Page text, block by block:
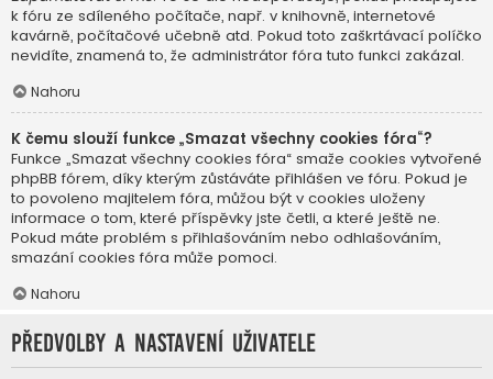
k fóru ze sdíleného počítače, např. v knihovně, internetové
kavárně, počítačové učebně atd. Pokud toto zaškrtávací políčko
nevidíte, znamená to, že administrátor fóra tuto funkci zakázal.
Nahoru
K čemu slouží funkce „Smazat všechny cookies fóra“?
Funkce „Smazat všechny cookies fóra“ smaže cookies vytvořené
phpBB fórem, díky kterým zůstáváte přihlášen ve fóru. Pokud je
to povoleno majitelem fóra, můžou být v cookies uloženy
informace o tom, které příspěvky jste četli, a které ještě ne.
Pokud máte problém s přihlašováním nebo odhlašováním,
smazání cookies fóra může pomoci.
Nahoru
Předvolby a nastavení uživatele